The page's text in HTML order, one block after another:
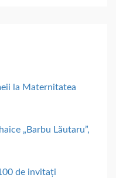
la Maternitatea
„Barbu Lăutaru”,
de invitați